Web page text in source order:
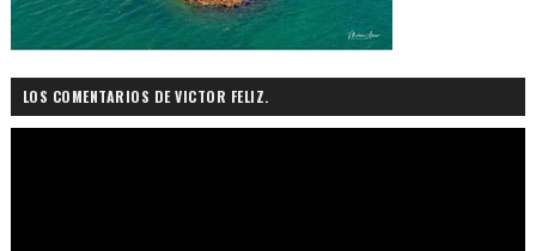
LOS COMENTARIOS DE VICTOR FELIZ.